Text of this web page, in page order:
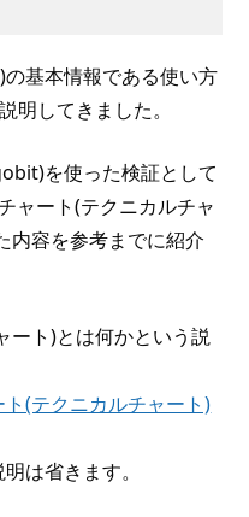
基本情報である使い方
明してきました。
を使った検証として
ャート(テクニカルチャ
内容を参考までに紹介
ート)とは何かという説
(テクニカルチャート)
は省きます。